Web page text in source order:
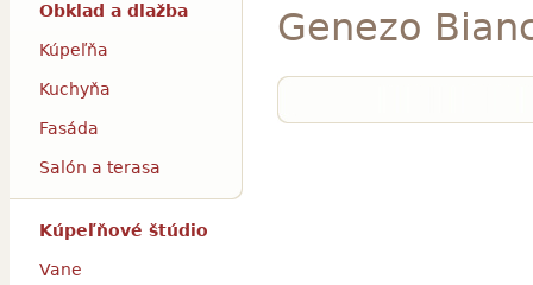
Genezo
Obklad a dlažba
Kúpeľňa
Kuchyňa
Fasáda
Salón a terasa
Kúpeľňové štúdio
Vane